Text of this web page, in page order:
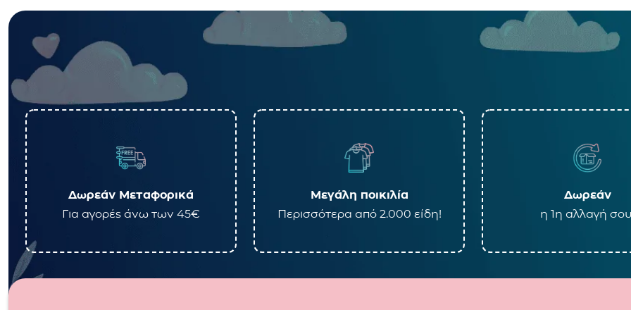
Δωρεάν Μεταφορικά
Για αγορές άνω των 45€
Μεγάλη ποικιλία
Περισσότερα από 2.000 είδη!
Δωρεάν
η 1η αλλαγή